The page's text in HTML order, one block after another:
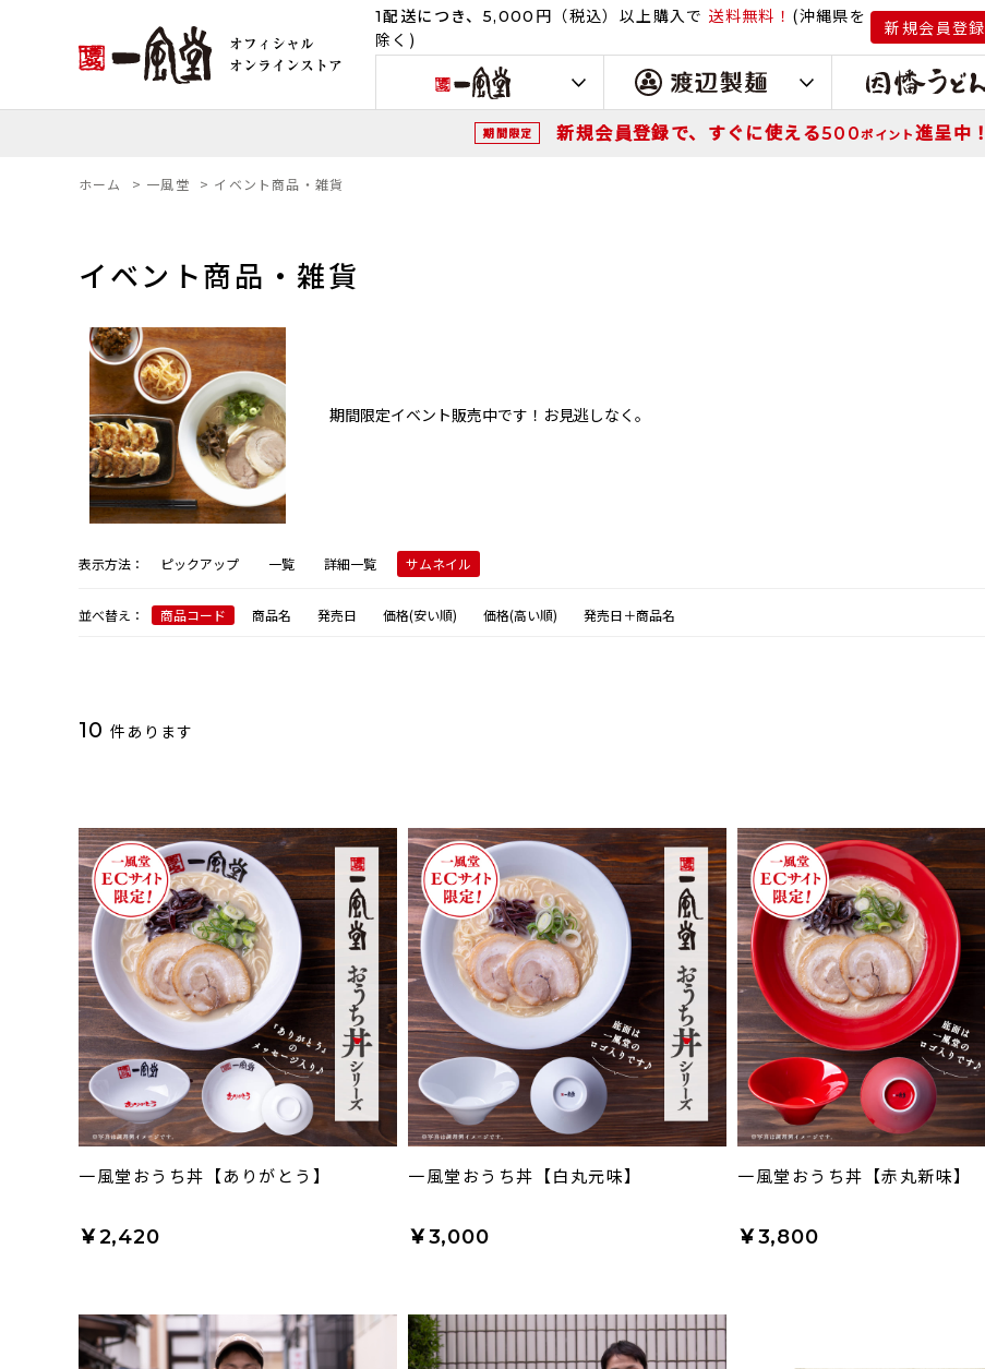
1配送につき、5,000 円（税込） 以上購入で 送料無料！ (沖縄県を
除く)
新規会員登録
期間限定 新規会員登録で、すぐに使える500ポイント進呈中！
ホーム > 一風堂 > イベント商品・雑貨
イベント商品・雑貨
期間限定イベント販売中です！お見逃しなく。
表示方法： ピックアップ 一覧 詳細一覧 サムネイル
並べ替え： 商品コード 商品名 発売日 価格(安い順) 価格(高い順) 発売日＋商品名
10 件あります
一風堂おうち丼【ありがとう】
￥2,420
一風堂おうち丼【白丸元味】
￥3,000
一風堂おうち丼【赤丸新味】
￥3,800